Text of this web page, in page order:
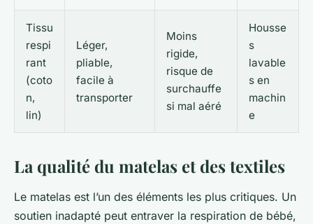
Tissu
respi
rant
(coto
n,
lin)
Léger,
pliable,
facile à
transporter
Moins
rigide,
risque de
surchauffe
si mal aéré
Housse
s
lavable
s en
machin
e
La qualité du matelas et des textiles
Le matelas est l’un des éléments les plus critiques. Un
soutien inadapté peut entraver la respiration de bébé,